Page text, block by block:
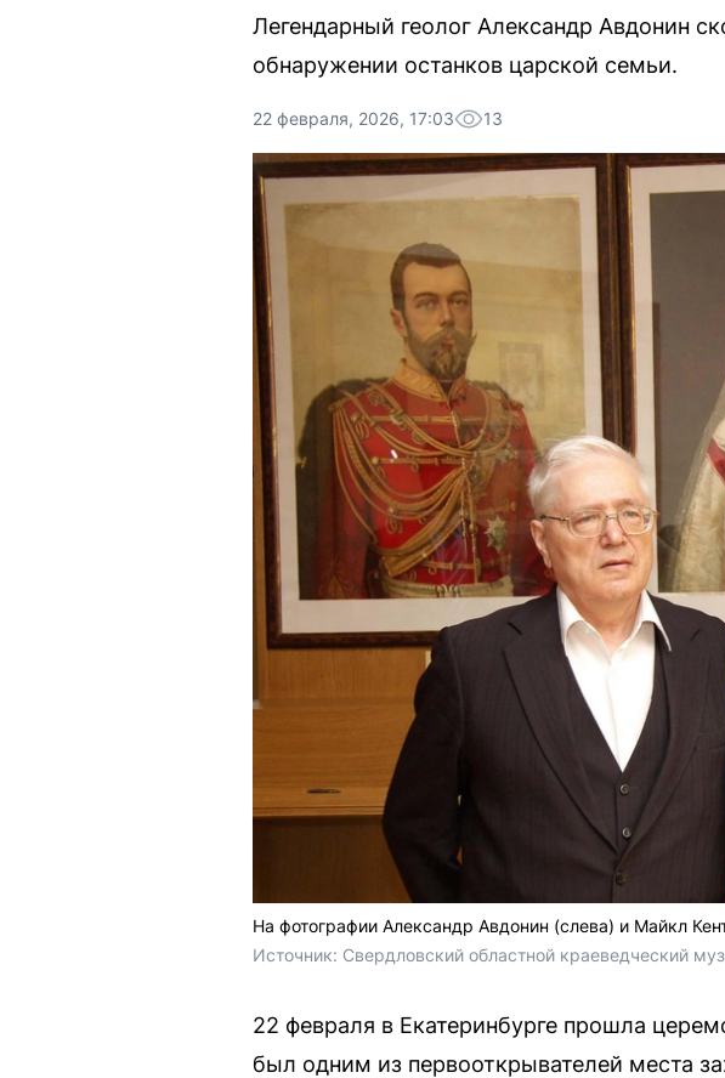
Легендарный геолог Александр Авдонин
обнаружении останков царской семьи.
22 февраля, 2026, 17:03 13
На фотографии Александр Авдонин (слева) и Майкл
Источник: Свердловский областной краеведческий
22 февраля в Екатеринбурге прошла
был одним из первооткрывателей места